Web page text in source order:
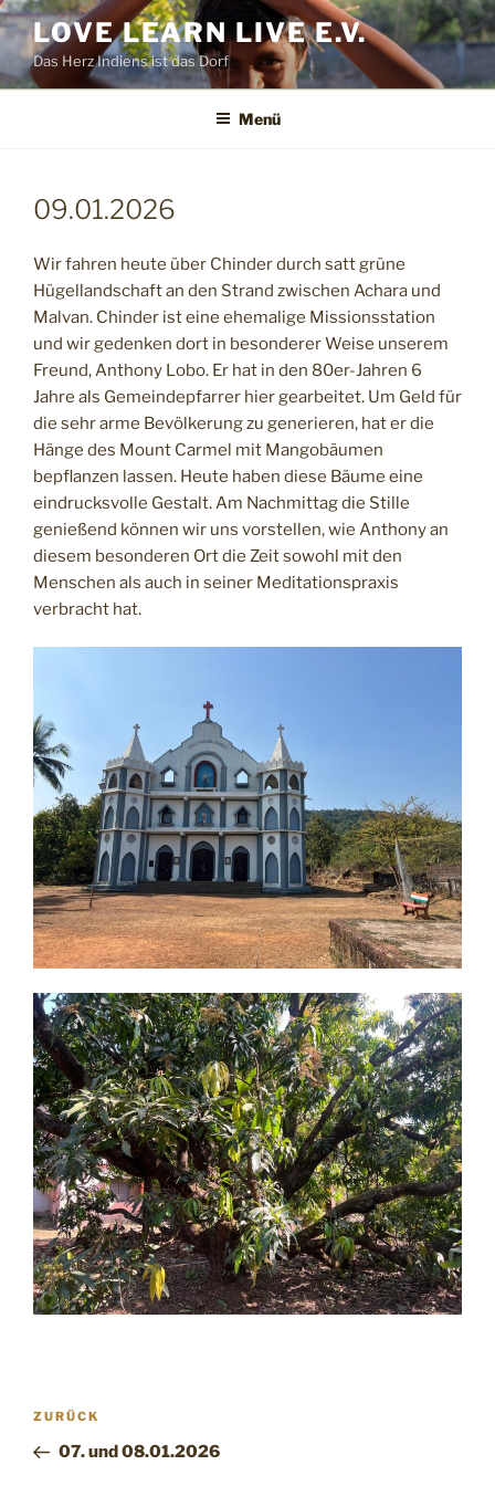
Zum
Inhalt
springen
LOVE LEARN LIVE E.V.
Das Herz Indiens ist das Dorf
Menü
09.01.2026
Wir fahren heute über Chinder durch satt grüne
Hügellandschaft an den Strand zwischen Achara und
Malvan. Chinder ist eine ehemalige Missionsstation
und wir gedenken dort in besonderer Weise unserem
Freund, Anthony Lobo. Er hat in den 80er-Jahren 6
Jahre als Gemeindepfarrer hier gearbeitet. Um Geld für
die sehr arme Bevölkerung zu generieren, hat er die
Hänge des Mount Carmel mit Mangobäumen
bepflanzen lassen. Heute haben diese Bäume eine
eindrucksvolle Gestalt. Am Nachmittag die Stille
genießend können wir uns vorstellen, wie Anthony an
diesem besonderen Ort die Zeit sowohl mit den
Menschen als auch in seiner Meditationspraxis
verbracht hat.
Beitragsnavigation
Vorheriger
Beitrag
ZURÜCK
07.⁠ ⁠und 08.01.2026